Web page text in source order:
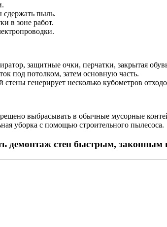
сдержать пыль.
в зоне работ.
защитные очки, перчатки, закрытая
под потолком, затем основную часть.
стены генерирует несколько кубометров
выбрасывать в обычные мусорные
уборка с помощью строительного пылесоса.
демонтаж стен быстрым, законным